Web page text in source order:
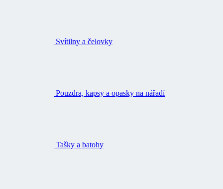
Svítilny a čelovky
Pouzdra, kapsy a opasky na nářadí
Tašky a batohy